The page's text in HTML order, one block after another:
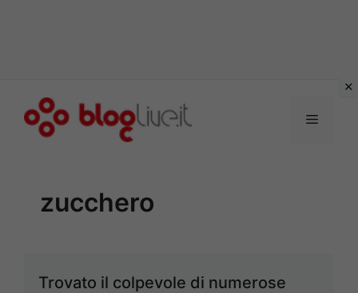
Menu
zucchero
Trovato il colpevole di numerose